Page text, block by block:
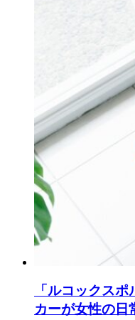
「ルコックス
カーが女性の日